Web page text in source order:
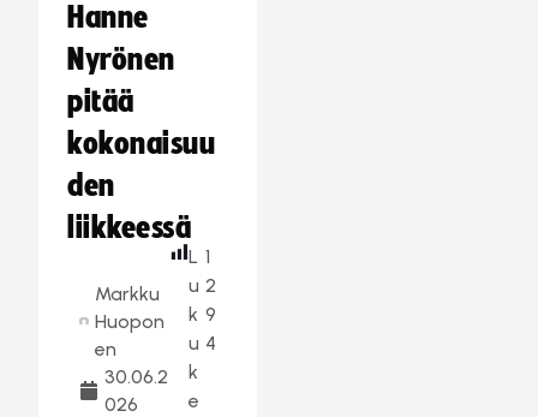
Hanne
Nyrönen
pitää
kokonaisuu
den
liikkeessä
Markku
Huopon
en
30.06.2
026
L
u
k
u
k
e
1
2
9
4